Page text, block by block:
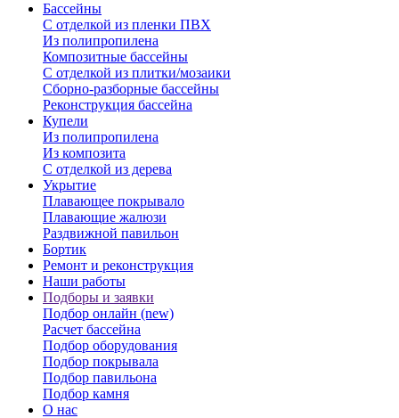
Бассейны
С отделкой из пленки ПВХ
Из полипропилена
Композитные бассейны
С отделкой из плитки/мозаики
Сборно-разборные бассейны
Реконструкция бассейна
Купели
Из полипропилена
Из композита
С отделкой из дерева
Укрытие
Плавающее покрывало
Плавающие жалюзи
Раздвижной павильон
Бортик
Ремонт и реконструкция
Наши работы
Подборы и заявки
Подбор онлайн (new)
Расчет бассейна
Подбор оборудования
Подбор покрывала
Подбор павильона
Подбор камня
О нас